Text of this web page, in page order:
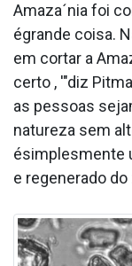
Amaza´nia foi
égrande coisa.
em cortar a
certo , '"diz
as pessoas
natureza sem
ésimplesmente
e regenerado